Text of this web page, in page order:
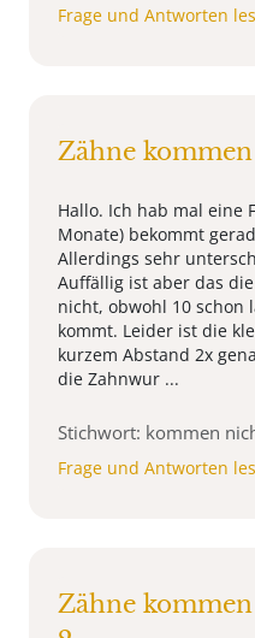
Frage und Antworten
Zähne
Hallo. Ich hab mal eine
Monate) bekommt
Allerdings sehr
Auffällig ist aber das
nicht, obwohl 10 schon
kommt. Leider ist die
kurzem Abstand 2x
die Zahnwur ...
Stichwort: kommen
Frage und Antworten
Zähne